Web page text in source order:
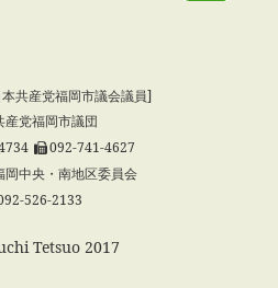
本共産党福岡市議会議員]
産党福岡市議団
092-741-4627
岡中央・南地区委員会
526-2133
Tetsuo 2017